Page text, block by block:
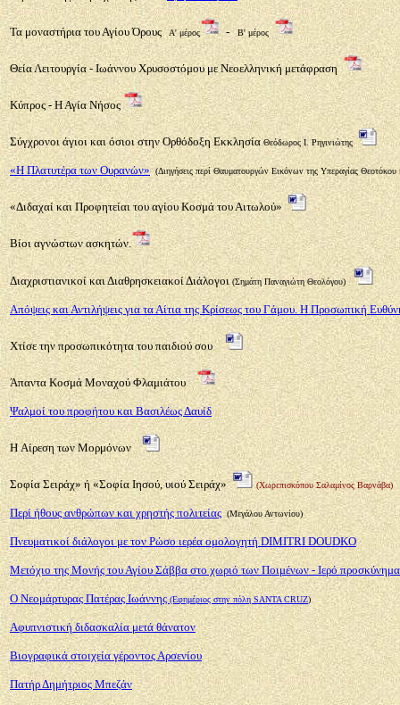
Τα μοναστήρια του Αγίου Όρους Α' μέρος - Β' μέρος
Θεία Λειτουργία - Ιωάννου Χρυσοστόμου με Νεοελληνική μετάφραση
Κύπρος - Η Αγία Νήσος
Σύγχρονοι άγιοι και όσιοι στην Ορθόδοξη ΕκκλησίαΘεόδωρος Ι. Ρηγινιώτης
«Η Πλατυτέρα των Ουρανών» (Διηγήσεις περί Θαυματουργών Εικόνων της Υπεραγίας Θεοτόκου
«Διδαχαί και Προφητείαι του αγίου Κοσμά του Αιτωλού»
Βίοι αγνώστων ασκητών.
Διαχριστιανικοί και Διαθρησκειακοί Διάλογοι (Σημάτη Παναγιώτη Θεολόγου)
Απόψεις και Αντιλήψεις για τα Αίτια της Κρίσεως του Γάμου. Η Προσωπική
Χτίσε την προσωπικότητα του παιδιού σου
Άπαντα Κοσμά Μοναχού Φλαμιάτου
Ψαλμοί του προφήτου και Βασιλέως Δαυίδ
Η Aίρεση των Μορμόνων
Σοφία Σειράχ» ή «Σοφία Ιησού, υιού Σειράχ» (Χωρεπισκόπου Σαλαμίνος Βαρνάβα)
Περί ήθους ανθρώπων και χρηστής πολιτείας (Μεγάλου Αντωνίου)
Πνευματικοί διάλογοι με τον Ρώσο ιερέα ομολογητή DIMITRI DOUDKO
Μετόχιο της Μονής του Αγίου Σάββα στο χωριό των Ποιμένων - Ιερό προσκύνημα
Ο Νεομάρτυρας Πατέρας Ιωάννης(Εφημέριος στην πόλη SANTA CRUZ)
Αφυπνιστική διδασκαλία μετά θάνατον
Βιογραφικά στοιχεία γέροντος Αρσενίου
Πατήρ Δημήτριος Μπεζάν